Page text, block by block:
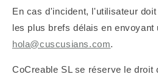
En cas d'incident, l'utilisateur
les plus brefs délais en envoyant
hola@cuscusians.com.
CoCreable SL se réserve le droit